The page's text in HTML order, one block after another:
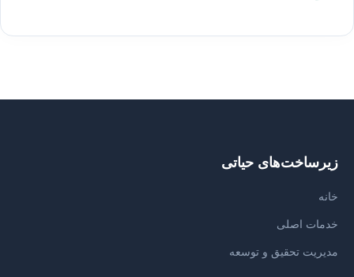
زیرساخت‌های حیاتی
خانه
خدمات اصلی
مدیریت تحقیق و توسعه